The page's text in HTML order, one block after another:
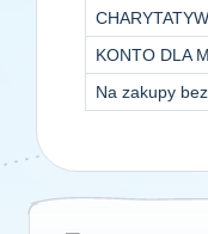
KONTO DLA
Na zakupy